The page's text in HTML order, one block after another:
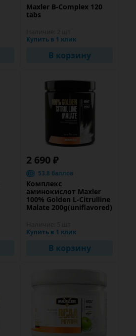
Maxler B-Complex 120
tabs
Купить в 1 клик
В корзину
2 690 ₽
53.8 баллов
Комплекс
аминокислот Maxler
100% Golden L-Citrulline
Malate 200g(uniflavored)
Купить в 1 клик
В корзину